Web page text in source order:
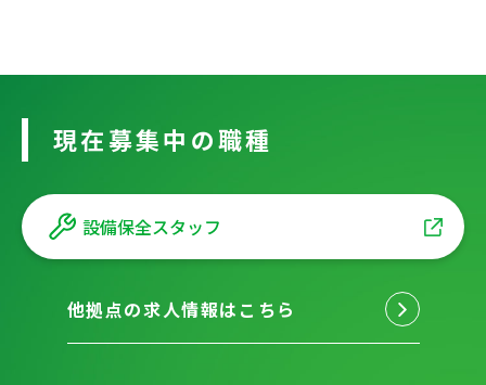
現在募集中の職種
設備保全スタッフ
他拠点の求人情報はこちら